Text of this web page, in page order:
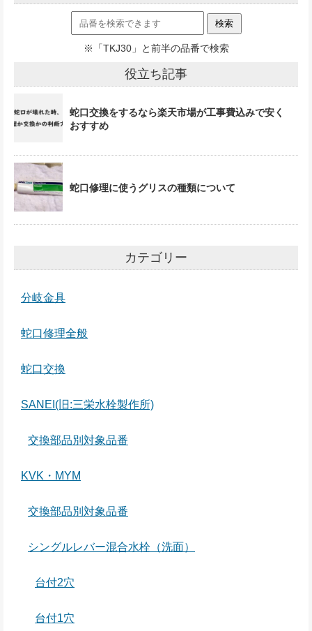
※「TKJ30」と前半の品番で検索
役立ち記事
蛇口交換をするなら楽天市場が工事費込みで安く
おすすめ
蛇口修理に使うグリスの種類について
カテゴリー
分岐金具
蛇口修理全般
蛇口交換
SANEI(旧:三栄水栓製作所)
交換部品別対象品番
KVK・MYM
交換部品別対象品番
シングルレバー混合水栓（洗面）
台付2穴
台付1穴